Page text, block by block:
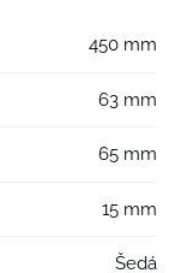
450 mm
63 mm
65 mm
15 mm
Šedá